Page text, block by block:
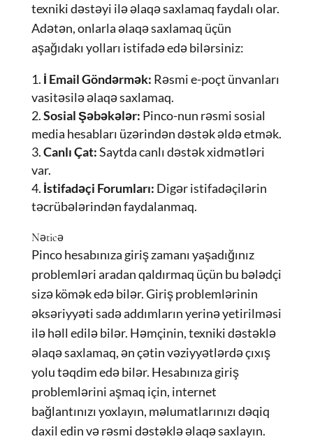
texniki dəstəyi ilə əlaqə saxlamaq faydalı olar.
Adətən, onlarla əlaqə saxlamaq üçün
aşağıdakı yolları istifadə edə bilərsiniz:
İ Email Göndərmək: Rəsmi e-poçt ünvanları
vasitəsilə əlaqə saxlamaq.
Sosial Şəbəkələr: Pinco-nun rəsmi sosial
media hesabları üzərindən dəstək əldə etmək.
Canlı Çat:Saytda canlı dəstək xidmətləri
var.
İstifadəçi Forumları: Digər istifadəçilərin
təcrübələrindən faydalanmaq.
Nəticə
Pinco hesabınıza giriş zamanı yaşadığınız
problemləri aradan qaldırmaq üçün bu bələdçi
sizə kömək edə bilər. Giriş problemlərinin
əksəriyyəti sadə addımların yerinə yetirilməsi
ilə həll edilə bilər. Həmçinin, texniki dəstəklə
əlaqə saxlamaq, ən çətin vəziyyətlərdə çıxış
yolu təqdim edə bilər. Hesabınıza giriş
problemlərini aşmaq için, internet
bağlantınızı yoxlayın, məlumatlarınızı dəqiq
daxil edin və rəsmi dəstəklə əlaqə saxlayın.